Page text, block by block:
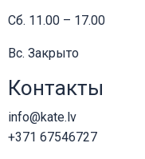
Сб. 11.00 – 17.00
Вс. Закрыто
Контакты
info@kate.lv
+371 67546727